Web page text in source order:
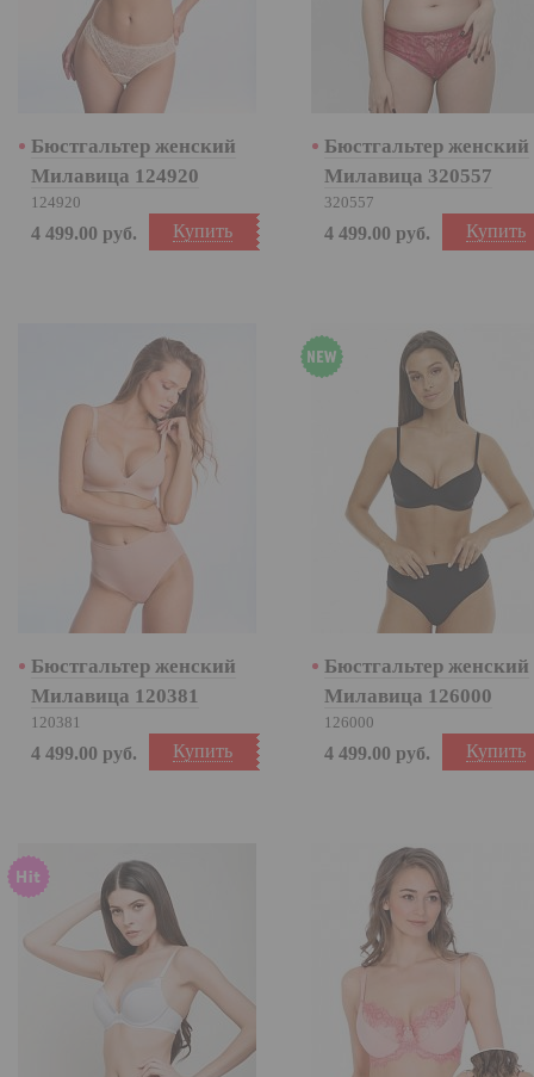
Бюстгальтер женский
Милавица 124920
124920
Купить
4 499.00 руб.
Бюстгальтер женский
Милавица 320557
320557
Купить
4 499.00 руб.
Бюстгальтер женский
Милавица 120381
120381
Купить
4 499.00 руб.
Бюстгальтер женский
Милавица 126000
126000
Купить
4 499.00 руб.